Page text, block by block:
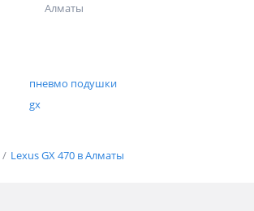
Алматы
пневмо подушки
gx
Lexus GX 470 в Алматы